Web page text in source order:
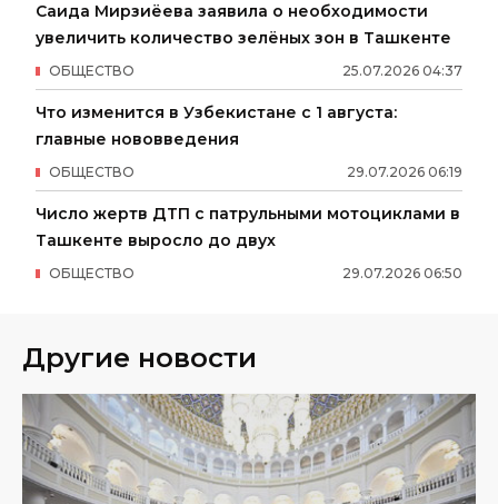
Саида Мирзиёева заявила о необходимости
увеличить количество зелёных зон в Ташкенте
25.07.2026 04:37
ОБЩЕСТВО
Что изменится в Узбекистане с 1 августа:
главные нововведения
29.07.2026 06:19
ОБЩЕСТВО
Число жертв ДТП с патрульными мотоциклами в
Ташкенте выросло до двух
29.07.2026 06:50
ОБЩЕСТВО
Другие новости